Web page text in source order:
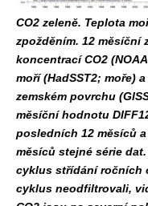
CO2 zeleně. Teplota
zpožděním. 12 měsíční
koncentrací CO2
moří (HadSST2; moře)
zemském povrchu
měsíční hodnotu
posledních 12 měsíců
měsíců stejné série
cyklus střídání ročních
cyklus neodfiltrovali,